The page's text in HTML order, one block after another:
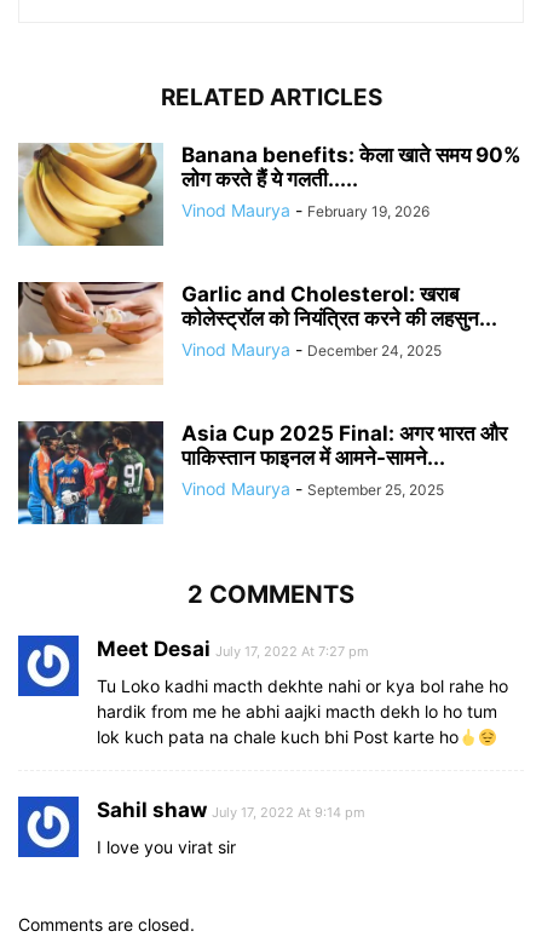
RELATED ARTICLES
Banana benefits: केला खाते समय 90%
लोग करते हैं ये गलती.....
Vinod Maurya - February 19, 2026
Garlic and Cholesterol: खराब
कोलेस्ट्रॉल को नियंत्रित करने की लहसुन...
Vinod Maurya - December 24, 2025
Asia Cup 2025 Final: अगर भारत और
पाकिस्तान फाइनल में आमने-सामने...
Vinod Maurya - September 25, 2025
2 COMMENTS
Meet Desai July 17, 2022 At 7:27 pm
Tu Loko kadhi macth dekhte nahi or kya bol rahe ho
hardik from me he abhi aajki macth dekh lo ho tum
lok kuch pata na chale kuch bhi Post karte ho
Sahil shaw July 17, 2022 At 9:14 pm
I love you virat sir
Comments are closed.